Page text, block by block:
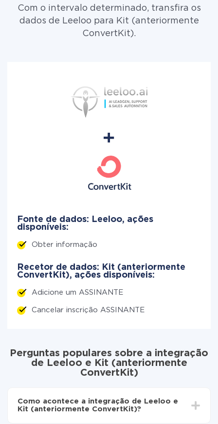
Com o intervalo determinado, transfira os
dados de Leeloo para Kit (anteriormente
ConvertKit).
Fonte de dados: Leeloo, ações
disponíveis:
Obter informação
Recetor de dados: Kit (anteriormente
ConvertKit), ações disponíveis:
Adicione um ASSINANTE
Cancelar inscrição ASSINANTE
Perguntas populares sobre a integração
de Leeloo e Kit (anteriormente
ConvertKit)
Como acontece a integração de Leeloo e
Kit (anteriormente ConvertKit)?